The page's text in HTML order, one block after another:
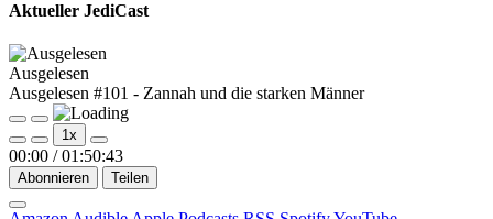
Aktueller JediCast
Ausgelesen
Ausgelesen #101 - Zannah und die starken Männer
Play
Episode
Pause
Episode
1x
00:00 / 01:50:43
Abonnieren Teilen